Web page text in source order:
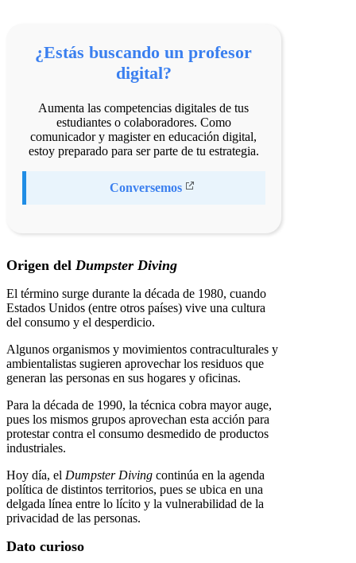
¿Estás buscando un profesor
digital?
Aumenta las competencias digitales de tus
estudiantes o colaboradores. Como
comunicador y magister en educación digital,
estoy preparado para ser parte de tu estrategia.
Conversemos
Origen del Dumpster Diving
El término surge durante la década de 1980, cuando
Estados Unidos (entre otros países) vive una cultura
del consumo y el desperdicio.
Algunos organismos y movimientos contraculturales y
ambientalistas sugieren aprovechar los residuos que
generan las personas en sus hogares y oficinas.
Para la década de 1990, la técnica cobra mayor auge,
pues los mismos grupos aprovechan esta acción para
protestar contra el consumo desmedido de productos
industriales.
Hoy día, el Dumpster Diving continúa en la agenda
política de distintos territorios, pues se ubica en una
delgada línea entre lo lícito y la vulnerabilidad de la
privacidad de las personas.
Dato curioso